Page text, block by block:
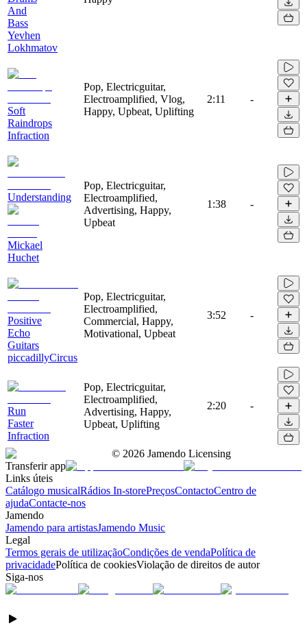
And
Bass
Yevhen
Lokhmatov
Soft
Raindrops
Infraction
Pop, Electricguitar,
Electroamplified, Vlog,
Happy, Upbeat, Uplifting
2:11 -
Understanding
Mickael
Huchet
Pop, Electricguitar,
Electroamplified,
Advertising, Happy,
Upbeat
1:38 -
Positive
Echo
Guitars
piccadillyCircus
Pop, Electricguitar,
Electroamplified,
Commercial, Happy,
Motivational, Upbeat
3:52 -
Run
Faster
Infraction
Pop, Electricguitar,
Electroamplified,
Advertising, Happy,
Upbeat, Uplifting
2:20 -
© 2026 Jamendo Licensing
Transferir app
Links úteis
Catálogo musicalRádios In-storePreçosContactoCentro de
ajudaContacte-nos
Jamendo
Jamendo para artistasJamendo Music
Legal
Termos gerais de utilizaçãoCondições de vendaPolítica de
privacidadePolítica de cookiesViolação de direitos de autor
Siga-nos